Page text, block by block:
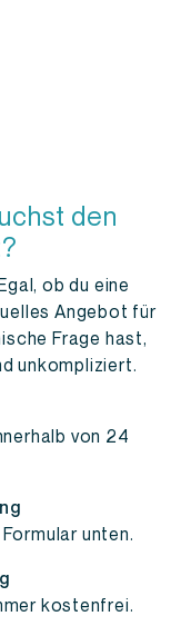
den
ob du eine
Angebot für
Frage hast,
unkompliziert.
von 24
unten.
kostenfrei.